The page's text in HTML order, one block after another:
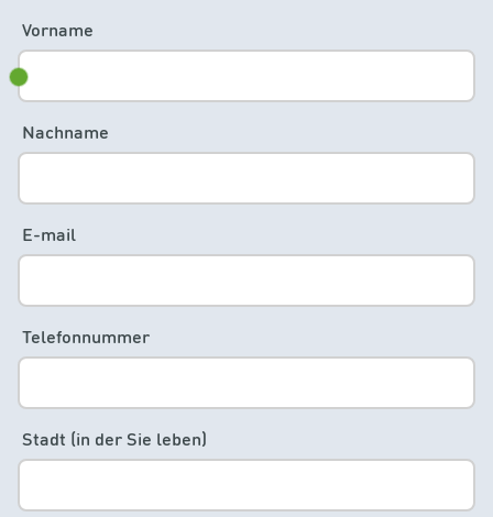
Nachname
Vorname
E-mail
Telefonnummer
Stadt (in der Sie leben)